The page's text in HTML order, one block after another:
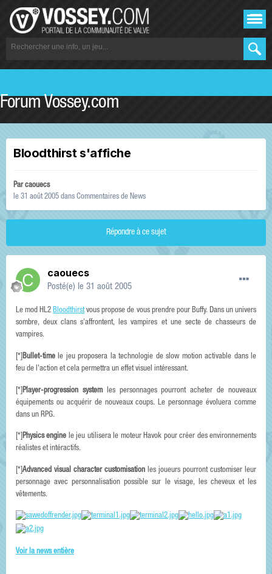
Forum Vossey.com
Bloodthirst s'affiche
Parcaouecs
le 31 août 2005 dans Commentaires de News
Répondre à ce sujet
caouecs
Posté(e) le 31 août 2005
Le mod HL2Bloodthirstvous propose de vous prendre pour Buffy. Dans un univers
sombre, deux clans s'affrontent, les vampires et une secte de chasseurs de
vampires.
[*] Bullet-time le jeu proposera la technologie de slow motion activable dans le
feu de l'action et cela permettra un effet visuel intéressant.
[*] Player-progression systemles personnages pourront acheter de nouveaux
équipements ou acquérir de nouveaux coups. Le personnage évoluera comme
dans un RPG.
[*] Physics engine le jeu utilisera le moteur Havok pour créer des environnements
réalistes et intéractifs.
[*] Advanced visual character customisation les joueurs pourront customiser leur
personnage avec personnalisation possible sur le visage, les cheveux et les
vêtements.
Voir la news entière